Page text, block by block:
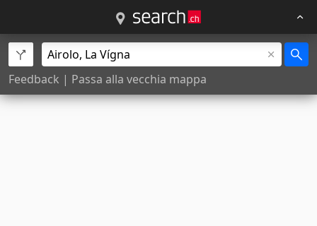
Feedback | Passa alla vecchia mappa